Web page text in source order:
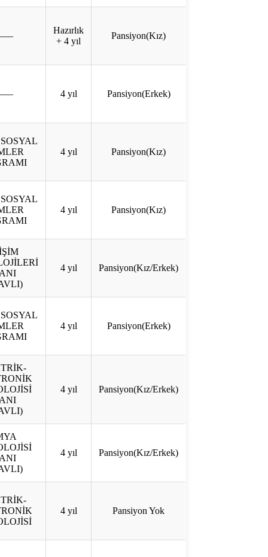
Hazırlık
+ 4 yıl
Pansiyon(Kız)
4 yıl Pansiyon(Erkek)
4 yıl Pansiyon(Kız)
4 yıl Pansiyon(Kız)
4 yıl Pansiyon(Kız/Erkek)
4 yıl Pansiyon(Erkek)
4 yıl Pansiyon(Kız/Erkek)
4 yıl Pansiyon(Kız/Erkek)
4 yıl Pansiyon Yok